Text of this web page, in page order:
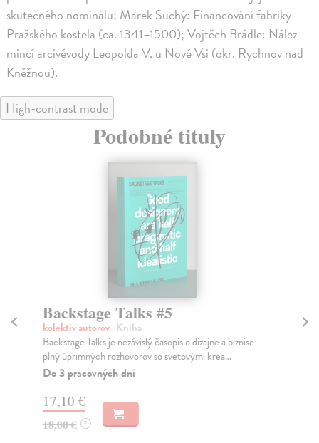
skutečného nominálu; Marek Suchý: Financování fabriky
Pražského kostela (ca. 1341–1500); Vojtěch Brádle: Nález
mincí arcivévody Leopolda V. u Nové Vsi (okr. Rychnov nad
Kněžnou).
High-contrast mode
Podobné tituly
Backstage Talks #5
kolektív autorov| Kniha
Backstage Talks je nezávislý časopis o dizajne a biznise
plný úprimných rozhovorov so svetovými krea...
Do 3 pracovných dní
17,10 €
18,00 € ?